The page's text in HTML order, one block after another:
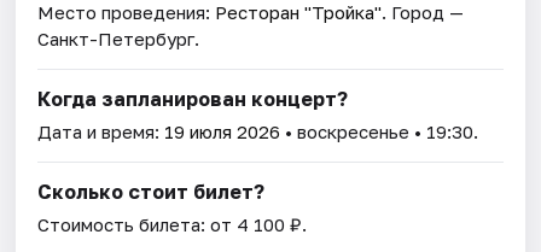
Место проведения: Ресторан "Тройка". Город —
Санкт-Петербург.
Когда запланирован концерт?
Дата и время: 19 июля 2026 • воскресенье • 19:30.
Сколько стоит билет?
Стоимость билета: от 4 100 ₽.